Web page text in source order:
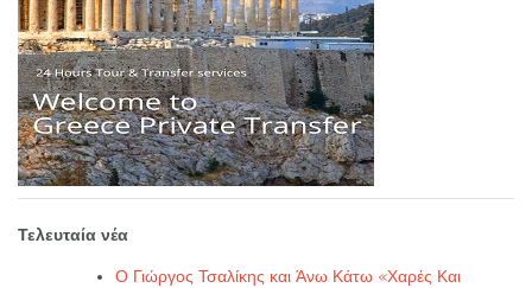
Τελευταία νέα
Ο Γιώργος Τσαλίκης και Άνω Κάτω «Χαρές Και